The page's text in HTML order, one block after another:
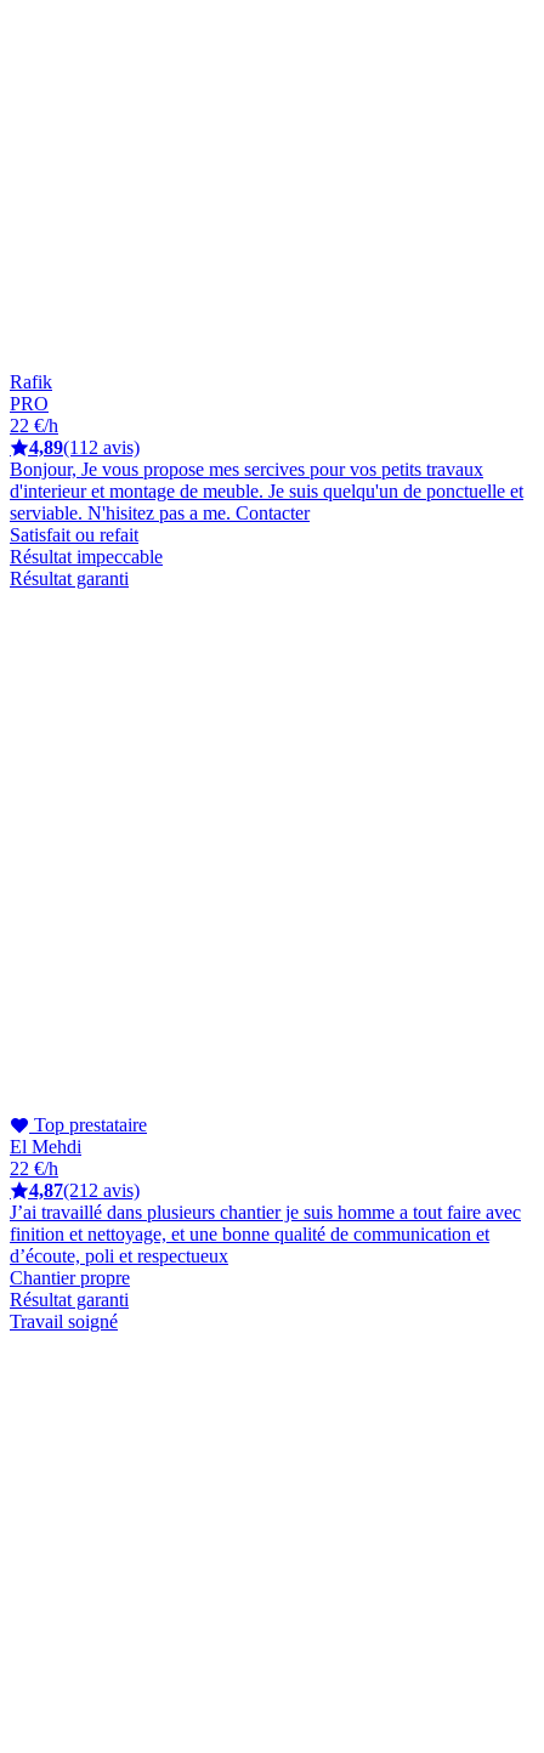
Rafik
PRO
22 €/h
4,89(112 avis)
Bonjour, Je vous propose mes sercives pour vos petits travaux
d'interieur et montage de meuble. Je suis quelqu'un de ponctuelle et
serviable. N'hisitez pas a me. Contacter
Satisfait ou refait
Résultat impeccable
Résultat garanti
Top prestataire
El Mehdi
22 €/h
4,87(212 avis)
J’ai travaillé dans plusieurs chantier je suis homme a tout faire avec
finition et nettoyage, et une bonne qualité de communication et
d’écoute, poli et respectueux
Chantier propre
Résultat garanti
Travail soigné